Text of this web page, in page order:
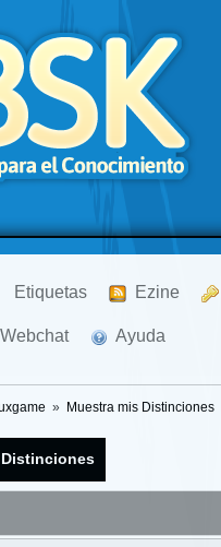
Etiquetas Ezine
Webchat Ayuda
» Muestra mis Distinciones
Distinciones